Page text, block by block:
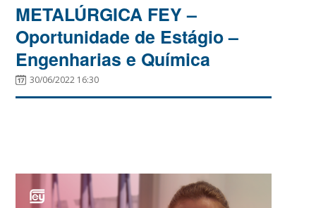
METALÚRGICA FEY –
Oportunidade de Estágio –
Engenharias e Química
30/06/2022 16:30